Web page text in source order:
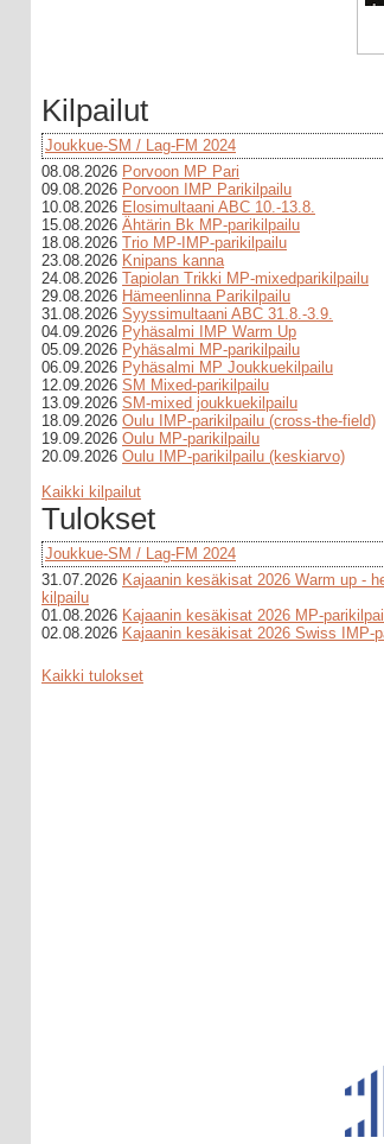
Kilpailut
Joukkue-SM / Lag-FM 2024
08.08.2026 Porvoon MP Pari
09.08.2026 Porvoon IMP Parikilpailu
10.08.2026 Elosimultaani ABC 10.-13.8.
15.08.2026 Ähtärin Bk MP-parikilpailu
18.08.2026 Trio MP-IMP-parikilpailu
23.08.2026 Knipans kanna
24.08.2026 Tapiolan Trikki MP-mixedparikilpailu
29.08.2026 Hämeenlinna Parikilpailu
31.08.2026 Syyssimultaani ABC 31.8.-3.9.
04.09.2026 Pyhäsalmi IMP Warm Up
05.09.2026 Pyhäsalmi MP-parikilpailu
06.09.2026 Pyhäsalmi MP Joukkuekilpailu
12.09.2026 SM Mixed-parikilpailu
13.09.2026 SM-mixed joukkuekilpailu
18.09.2026 Oulu IMP-parikilpailu (cross-the-field)
19.09.2026 Oulu MP-parikilpailu
20.09.2026 Oulu IMP-parikilpailu (keskiarvo)
Kaikki kilpailut
Tulokset
Joukkue-SM / Lag-FM 2024
31.07.2026 Kajaanin kesäkisat 2026 Warm up -
kilpailu
01.08.2026 Kajaanin kesäkisat 2026 MP-
02.08.2026 Kajaanin kesäkisat 2026 Swiss IMP-
Kaikki tulokset